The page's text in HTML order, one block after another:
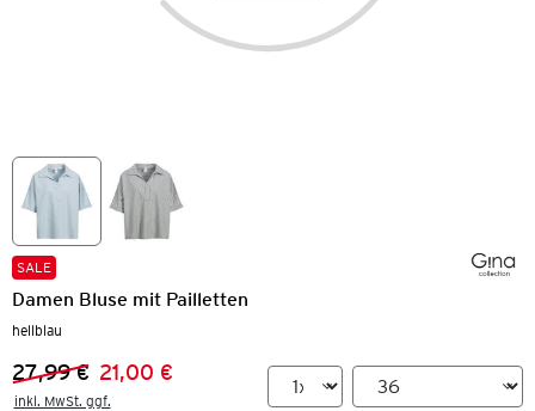
SALE
Damen Bluse mit Pailletten
hellblau
Vorheriger Preis:
27,99 €
Neuer Preis:21,00 €
inkl. MwSt. ggf.